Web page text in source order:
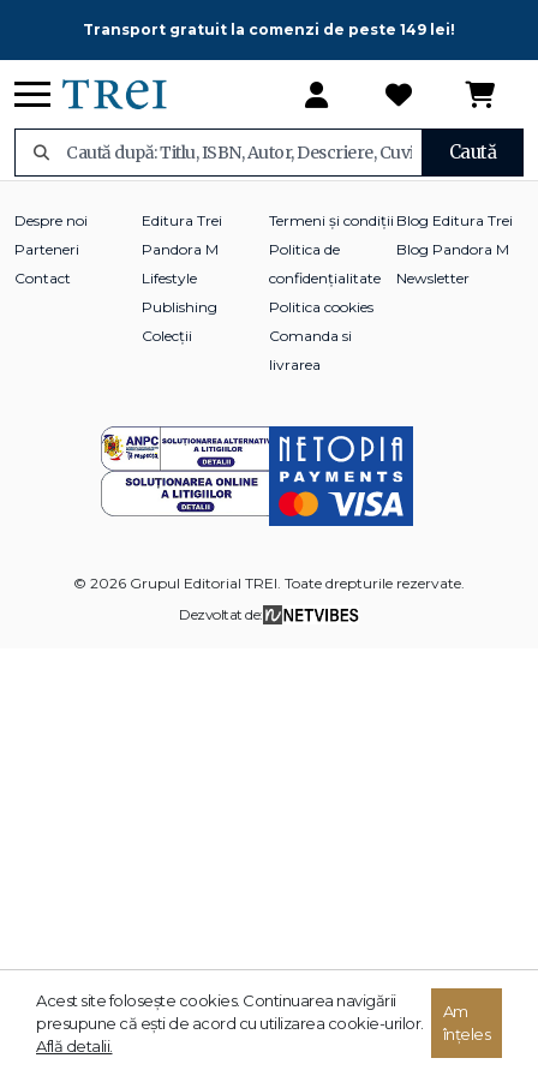
Transport gratuit la comenzi de peste 149 lei!
Caută
Despre noi
Parteneri
Contact
Editura Trei
Pandora M
Lifestyle
Publishing
Colecții
Termeni și condiții
Politica de
confidențialitate
Politica cookies
Comanda si
livrarea
Blog Editura Trei
Blog Pandora M
Newsletter
© 2026 Grupul Editorial TREI. Toate drepturile rezervate.
Dezvoltat de:
Acest site foloseşte cookies. Continuarea navigării
presupune că eşti de acord cu utilizarea cookie-urilor.
Află detalii.
Am
înțeles